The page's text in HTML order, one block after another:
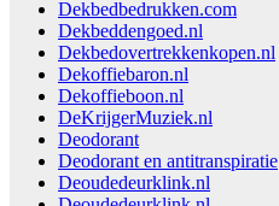
Dekbedbedrukken.com
Dekbeddengoed.nl
Dekbedovertrekkenkopen.nl
Dekoffiebaron.nl
Dekoffieboon.nl
DeKrijgerMuziek.nl
Deodorant
Deodorant en antitranspiratie
Deoudedeurklink.nl